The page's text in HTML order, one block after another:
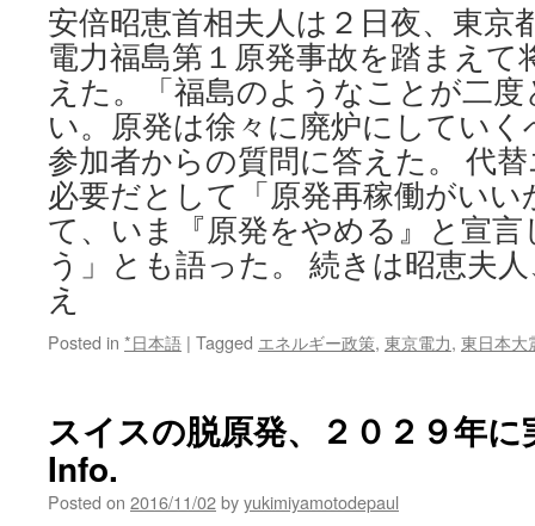
U.S.
sailors’
lawsuit
against
Tepco
via
The
Japan
Times
安倍昭恵首相夫人は２日夜、東京
電力福島第１原発事故を踏まえて
えた。「福島のようなことが二
い。原発は徐々に廃炉にしてい
参加者からの質問に答えた。 代
必要だとして「原発再稼働がい
て、いま『原発をやめる』と宣
う」とも語った。 続きは昭恵夫
え
Posted in *日本語 | Tagged エネルギー政策, 東京電力, 東日本大
スイスの脱原発、２０２９年
Info.
Posted on 2016/11/02byyukimiyamotodepaul